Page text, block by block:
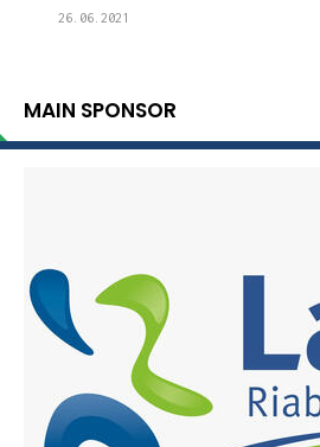
26.06.2021
MAIN SPONSOR